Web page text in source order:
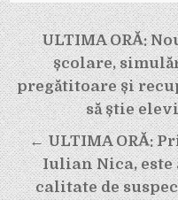
Navigare
în
articole
ULTIMA ORĂ:
școlare,
pregătitoare și
să știe
← ULTIMA ORĂ:
Iulian Nica,
calitate de